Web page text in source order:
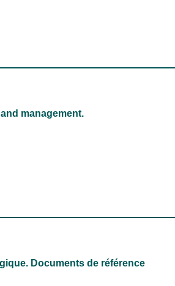
management.
Documents de référence